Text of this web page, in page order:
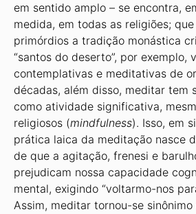
em sentido amplo – se encontra,
medida, em todas as religiões;
primórdios a tradição monástica
“santos do deserto”, por exemplo,
contemplativas e meditativas de
décadas, além disso, meditar tem
como atividade significativa,
religiosos (mindfulness). Isso, em
prática laica da meditação nasce
de que a agitação, frenesi e
prejudicam nossa capacidade
mental, exigindo “voltarmo-nos
Assim, meditar tornou-se